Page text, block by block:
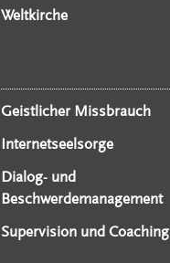
Weltkirche
Geistlicher Missbrauch
Internetseelsorge
Dialog- und
Beschwerdemanagement
Supervision und Coaching